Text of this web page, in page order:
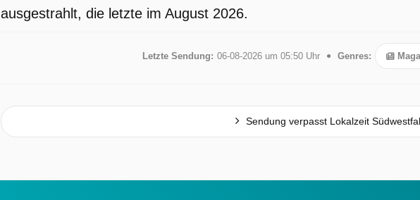
ausgestrahlt, die letzte im August 2026.
Letzte Sendung: 06-08-2026 um 05:50 Uhr Genres:
Sendung verpasst Lokalzeit